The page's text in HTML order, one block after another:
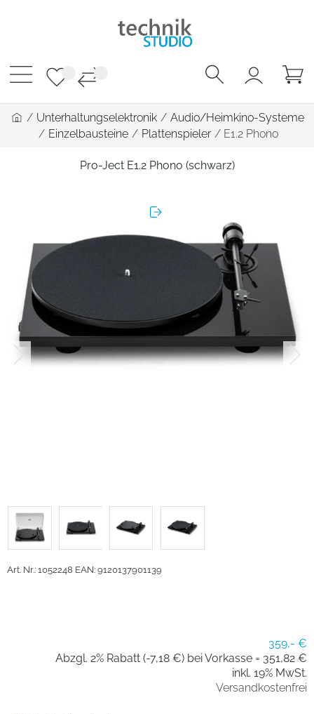
/ Unterhaltungselektronik / Audio/Heimkino-Systeme
/ Einzelbausteine / Plattenspieler / E1.2 Phono
Pro-Ject E1.2 Phono (schwarz)
Art. Nr.: 1052248 EAN: 9120137901139
359,- €
Abzgl. 2% Rabatt (-7,18 €) bei Vorkasse = 351,82 €
inkl. 19% MwSt.
Versandkostenfrei